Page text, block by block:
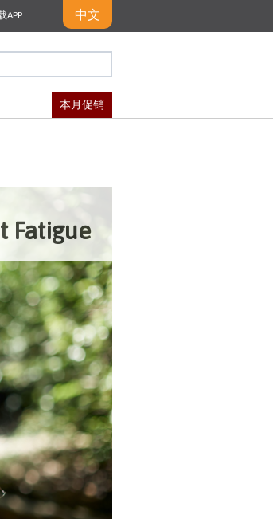
APP 中文
本月促销
Fatigue